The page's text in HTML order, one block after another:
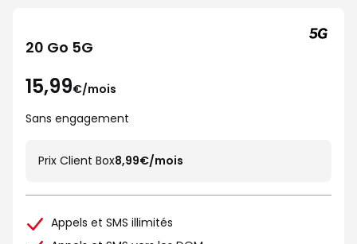
20 Go 5G
15,99€/mois
Sans engagement
Prix Client Box8,99€/mois
Appels et SMS illimités